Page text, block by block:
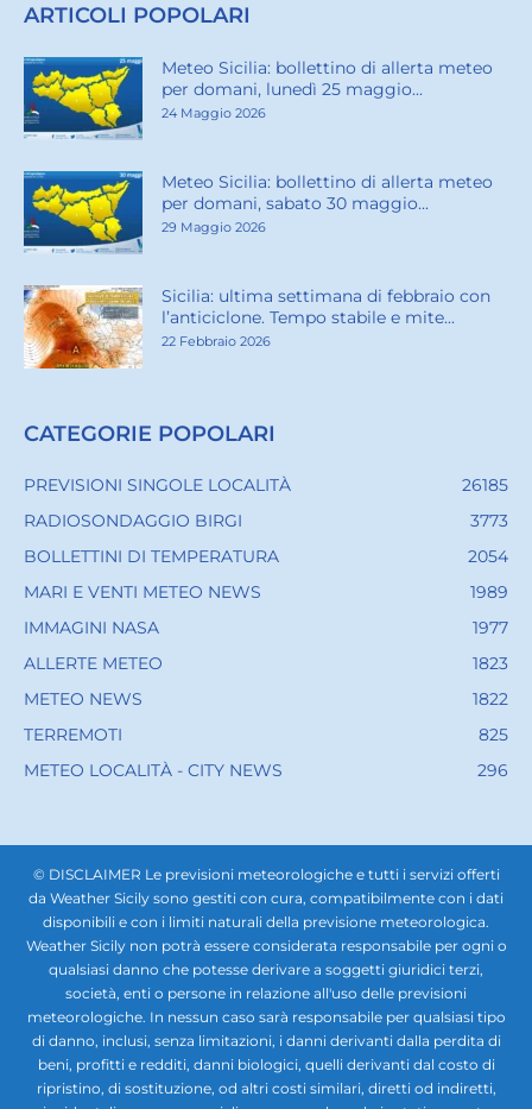
ARTICOLI POPOLARI
Meteo Sicilia: bollettino di allerta meteo
per domani, lunedì 25 maggio...
24 Maggio 2026
Meteo Sicilia: bollettino di allerta meteo
per domani, sabato 30 maggio...
29 Maggio 2026
Sicilia: ultima settimana di febbraio con
l’anticiclone. Tempo stabile e mite...
22 Febbraio 2026
CATEGORIE POPOLARI
PREVISIONI SINGOLE LOCALITÀ
26185
RADIOSONDAGGIO BIRGI
3773
BOLLETTINI DI TEMPERATURA
2054
MARI E VENTI METEO NEWS
1989
IMMAGINI NASA
1977
ALLERTE METEO
1823
METEO NEWS
1822
TERREMOTI
825
METEO LOCALITÀ - CITY NEWS
296
© DISCLAIMER Le previsioni meteorologiche e tutti i servizi offerti
da Weather Sicily sono gestiti con cura, compatibilmente con i dati
disponibili e con i limiti naturali della previsione meteorologica.
Weather Sicily non potrà essere considerata responsabile per ogni o
qualsiasi danno che potesse derivare a soggetti giuridici terzi,
società, enti o persone in relazione all'uso delle previsioni
meteorologiche. In nessun caso sarà responsabile per qualsiasi tipo
di danno, inclusi, senza limitazioni, i danni derivanti dalla perdita di
beni, profitti e redditi, danni biologici, quelli derivanti dal costo di
ripristino, di sostituzione, od altri costi similari, diretti od indiretti,